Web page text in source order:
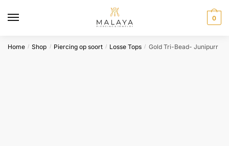
0
Home / Shop / Piercing op soort / Losse Tops / Gold Tri-Bead- Junipurr